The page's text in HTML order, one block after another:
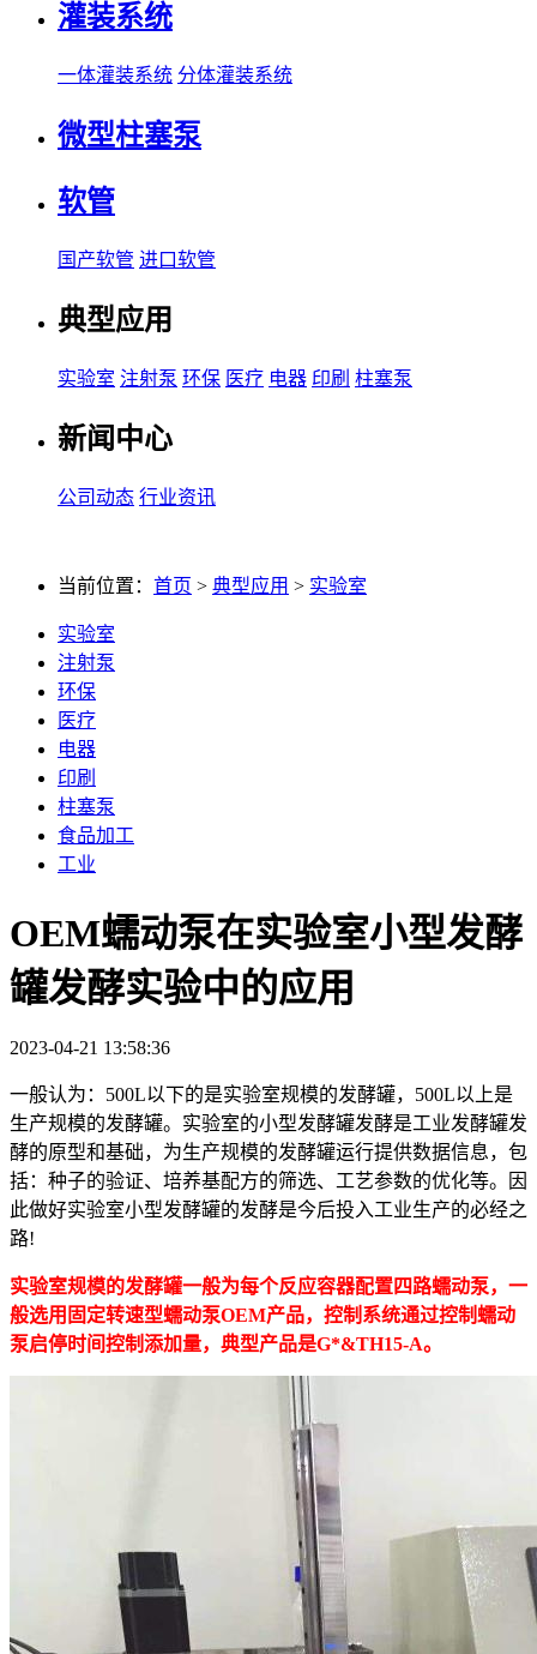
灌装系统
一体灌装系统 分体灌装系统
微型柱塞泵
软管
国产软管 进口软管
典型应用
实验室 注射泵 环保 医疗 电器 印刷 柱塞泵
新闻中心
公司动态 行业资讯
当前位置： 首页 > 典型应用 > 实验室
实验室
注射泵
环保
医疗
电器
印刷
柱塞泵
食品加工
工业
OEM蠕动泵在实验室小型发酵
罐发酵实验中的应用
2023-04-21 13:58:36
一般认为：500L以下的是实验室规模的发酵罐，500L以上是
生产规模的发酵罐。实验室的小型发酵罐发酵是工业发酵罐发
酵的原型和基础，为生产规模的发酵罐运行提供数据信息，包
括：种子的验证、培养基配方的筛选、工艺参数的优化等。因
此做好实验室小型发酵罐的发酵是今后投入工业生产的必经之
路!
实验室规模的发酵罐一般为每个反应容器配置四路蠕动泵，一
般选用固定转速型蠕动泵OEM产品，控制系统通过控制蠕动
泵启停时间控制添加量，典型产品是G*&TH15-A。